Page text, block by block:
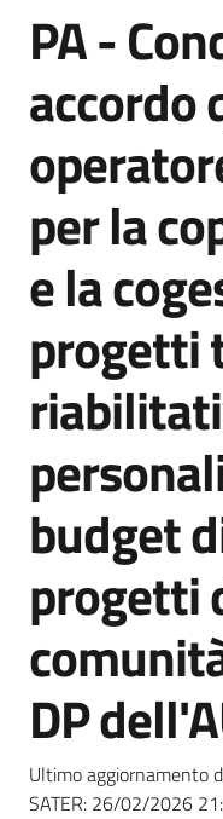
di
acquisto
Piattaforme
telematiche
site
Seguici
su
Salta al contenuto
PA -
accordo
per la
e la
progetti
budget
progetti
DP
Ultimo aggiornamento
SATER: 26/02/2026